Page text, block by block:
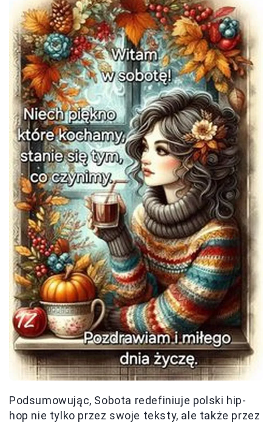
Podsumowując, Sobota redefiniuje polski hip-
hop nie tylko przez swoje teksty, ale także przez